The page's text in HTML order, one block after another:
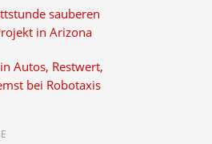
sauberen
in Arizona
Autos, Restwert,
bei Robotaxis